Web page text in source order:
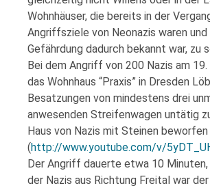
Wohnhäuser, die bereits in der
Angriffsziele von Neonazis waren und
Gefährdung dadurch bekannt war, zu
Bei dem Angriff von 200 Nazis am 19.
das Wohnhaus “Praxis” in Dresden
Besatzungen von mindestens drei
anwesenden Streifenwagen untätig
Haus von Nazis mit Steinen beworfen
(http://www.youtube.com/v/
Der Angriff dauerte etwa 10 Minuten,
der Nazis aus Richtung Freital war